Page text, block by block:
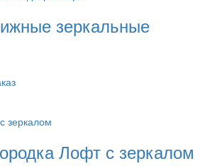
зеркальные
Лофт с зеркалом